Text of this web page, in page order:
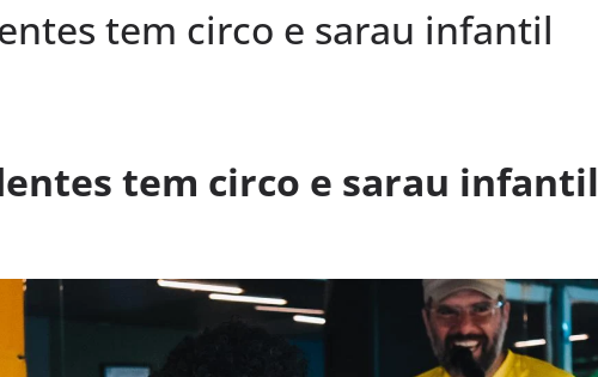
tem circo e sarau infantil
tem circo e sarau infantil